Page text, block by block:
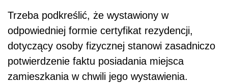
Trzeba podkreślić, że wystawiony w
odpowiedniej formie certyfikat rezydencji,
dotyczący osoby fizycznej stanowi zasadniczo
potwierdzenie faktu posiadania miejsca
zamieszkania w chwili jego wystawienia.